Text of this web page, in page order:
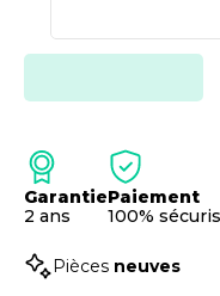
Garantie
2 ans
Paiement
100%
Pièces neuves